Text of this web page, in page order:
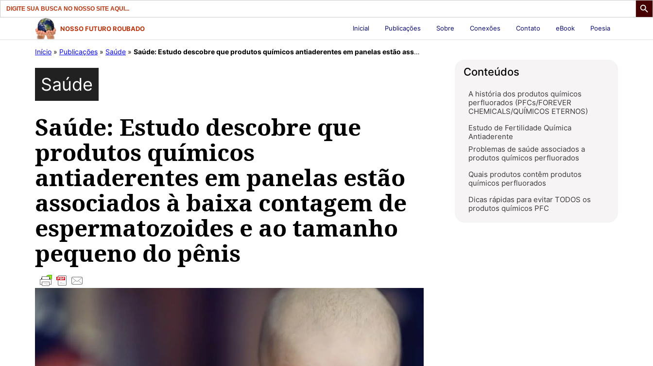
Search
for:
conteúdo
NOSSO FUTURO ROUBADO Inicial Publicações Sobre Conexões Contato eBook Poesia
Início » Publicações » Saúde » Saúde: Estudo descobre que produtos químicos antiaderentes em panelas estão associados à baixa contagem de espermatozoides e ao tamanho pequeno do pênis
Saúde
Saúde: Estudo descobre que
produtos químicos
antiaderentes em panelas estão
associados à baixa contagem de
espermatozoides e ao tamanho
pequeno do pênis
Conteúdos
A história dos produtos químicos
perfluorados (PFCs/FOREVER
CHEMICALS/QUÍMICOS ETERNOS)
Estudo de Fertilidade Química
Antiaderente
Problemas de saúde associados a
produtos químicos perfluorados
Quais produtos contêm produtos
químicos perfluorados
Dicas rápidas para evitar TODOS os
produtos químicos PFC